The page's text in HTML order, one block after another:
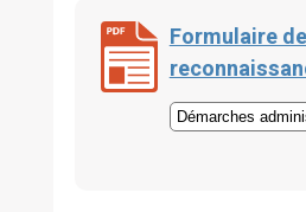
Formulaire de
Démarches